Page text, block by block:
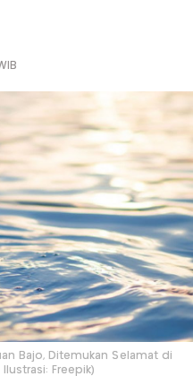
Bajo, Ditemukan Selamat di
Freepik)